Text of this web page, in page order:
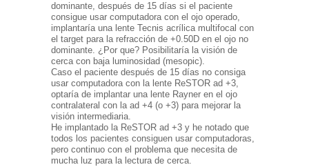
dominante, después de 15 días si el paciente
consigue usar computadora con el ojo operado,
implantaría una lente Tecnis acrílica multifocal con
el target para la refracción de +0.50D en el ojo no
dominante. ¿Por que? Posibilitaría la visión de
cerca con baja luminosidad (mesopic).
Caso el paciente después de 15 días no consiga
usar computadora con la lente ReSTOR ad +3,
optaría de implantar una lente Rayner en el ojo
contralateral con la ad +4 (o +3) para mejorar la
visión intermediaria.
He implantado la ReSTOR ad +3 y he notado que
todos los pacientes consiguen usar computadoras,
pero continuo con el problema que necesita de
mucha luz para la lectura de cerca.